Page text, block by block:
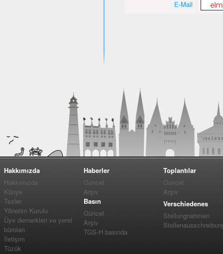
E-Mail
Hakkımızda
Hakkımızda
Künye
Tezler
Yönetim Kurulu
Üye dernerkleri ve yerel
büroları
İletişim
Tüzük
Haberler
Güncel
Arşiv
Basın
Güncel
Arşiv
TGS-H basında
Toplantılar
Güncel
Arşiv
Verschiedenes
Stellungnahmen